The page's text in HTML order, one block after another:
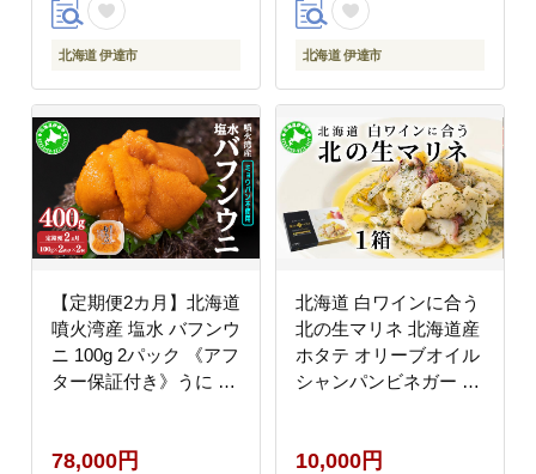
送料無料
北海道 伊達市
送料無料
北海道 伊達市
【定期便2カ月】北海道
噴火湾産 塩水 バフンウ
ニ 100g 2パック 《アフ
ター保証付き》うに ウ
厚 無添加 産地直送 産
78,000円
北海道 白ワインに合う
北の生マリネ 北海道産
ホタテ オリーブオイル
シャンパンビネガー 鮮
10,000円